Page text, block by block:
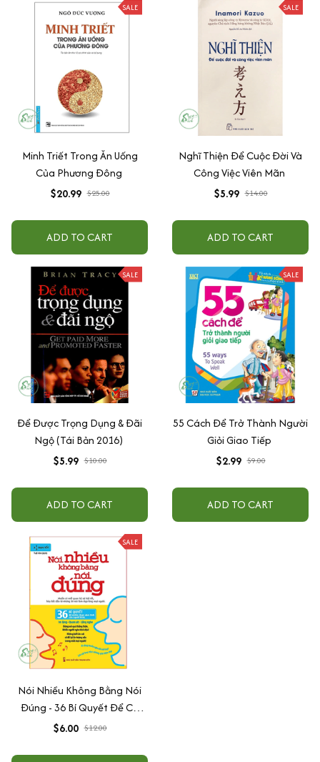
SALE
Minh Triết Trong Ăn Uống
Của Phương Đông
$20.99 $25.00
ADD TO CART
SALE
Nghĩ Thiện Để Cuộc Đời Và
Công Việc Viên Mãn
$5.99 $14.00
ADD TO CART
SALE
Để Được Trọng Dụng & Đãi
Ngộ (Tái Bản 2016)
$5.99 $10.00
ADD TO CART
SALE
55 Cách Để Trở Thành Người
Giỏi Giao Tiếp
$2.99 $9.00
ADD TO CART
SALE
Nói Nhiều Không Bằng Nói
Đúng - 36 Bí Quyết Để Có
Nhân Duyên Tốt
$6.00 $12.00